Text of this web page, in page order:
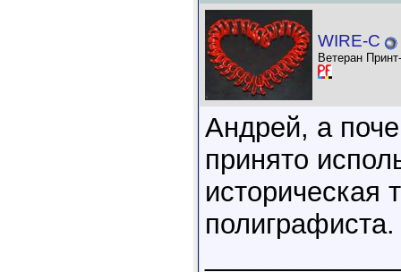
WIRE-C
Ветеран
Андрей, а
принято
полиграфиста.